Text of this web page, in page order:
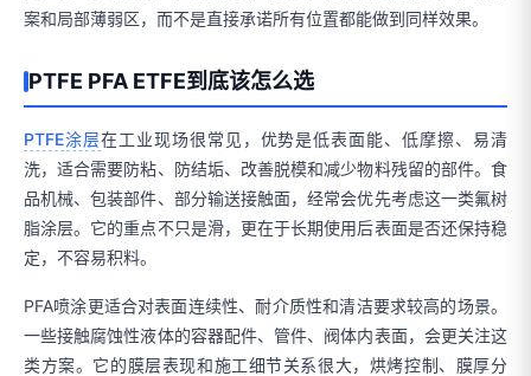
案和局部薄弱区，而不是直接承诺所有位置都能做到同样效果。
PTFE PFA ETFE到底该怎么选
PTFE涂层在工业现场很常见，优势是低表面能、低摩擦、易清
洗，适合需要防粘、防结垢、改善脱模和减少物料残留的部件。食
品机械、包装部件、部分输送接触面，经常会优先考虑这一类氟树
脂涂层。它的重点不只是滑，更在于长期使用后表面是否还保持稳
定，不容易积料。
PFA喷涂更适合对表面连续性、耐介质性和清洁要求较高的场景。
一些接触腐蚀性液体的容器配件、管件、阀体内表面，会更关注这
类方案。它的膜层表现和施工细节关系很大，烘烤控制、膜厚分